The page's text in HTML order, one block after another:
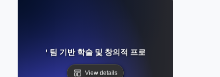
무엇인가? 팀 기반 학술 및 창의적 프로젝트에 대한 완벽 가
View details